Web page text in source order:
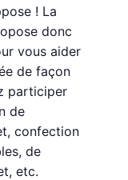
! La
donc
vous aider
de façon
participer
de
confection
de
etc.